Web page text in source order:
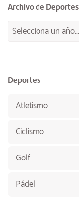
Archivo de Deportes
Deportes
Atletismo
Ciclismo
Golf
Pádel